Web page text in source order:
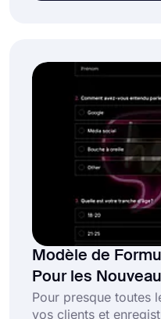
Modèle de
Pour les
Pour presque toutes
vos clients et